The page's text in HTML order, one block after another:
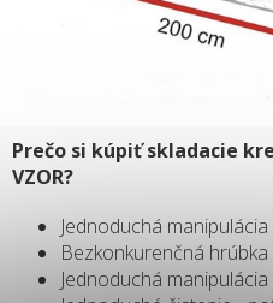
Prečo si kúpiť skladacie
VZOR?
Jednoduchá manipulácia
Bezkonkurenčná
Jednoduchá manipulácia